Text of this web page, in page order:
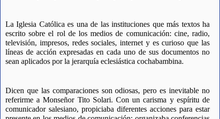
La Iglesia Católica es una de las instituciones que más textos ha
escrito sobre el rol de los medios de comunicación: cine, radio,
televisión, impresos, redes sociales, internet y es curioso que las
líneas de acción expresadas en cada uno de sus documentos no
sean aplicados por la jerarquía eclesiástica cochabambina.
Dicen que las comparaciones son odiosas, pero es inevitable no
referirme a Monseñor Tito Solari. Con un carisma y espíritu de
comunicador salesiano, propiciaba diferentes acciones para estar